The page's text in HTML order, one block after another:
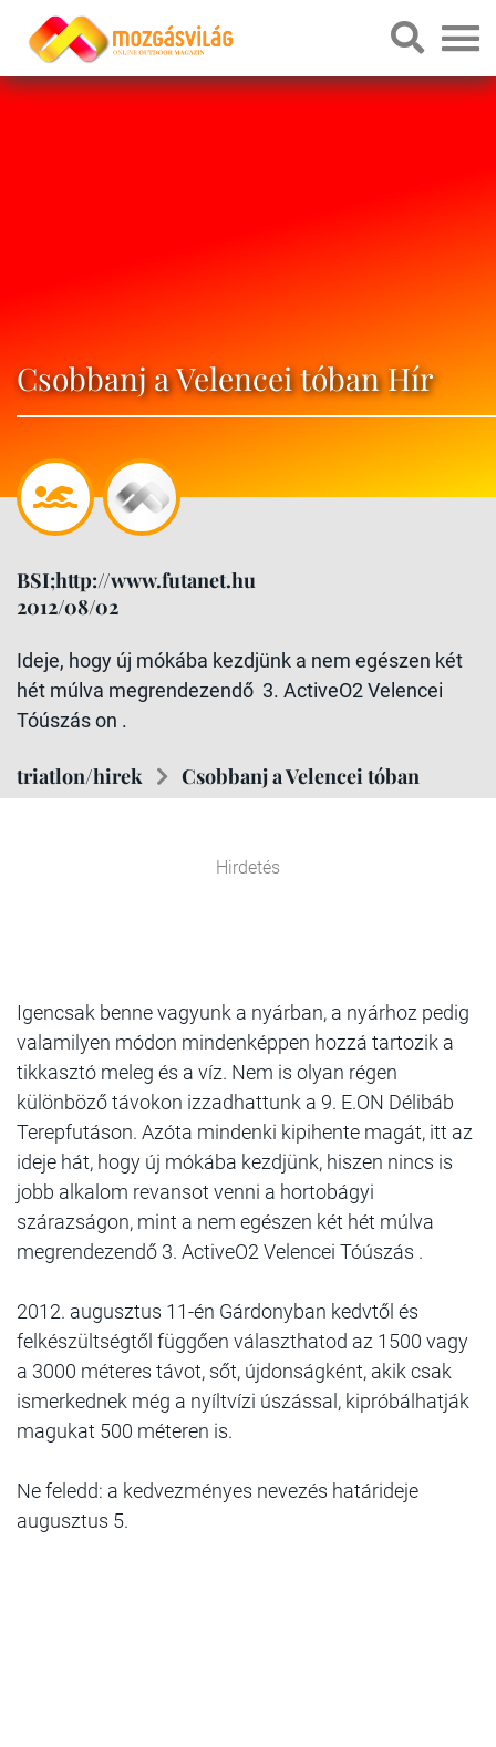
Csobbanj a Velencei tóban Hír
BSI;http://www.futanet.hu
2012/08/02
Ideje, hogy új mókába kezdjünk a nem egészen két
hét múlva megrendezendő 3. ActiveO2 Velencei
Tóúszás on .
triatlon/hirek Csobbanj a Velencei tóban
Hirdetés
Igencsak benne vagyunk a nyárban, a nyárhoz pedig
valamilyen módon mindenképpen hozzá tartozik a
tikkasztó meleg és a víz. Nem is olyan régen
különböző távokon izzadhattunk a 9. E.ON Délibáb
Terepfutáson. Azóta mindenki kipihente magát, itt az
ideje hát, hogy új mókába kezdjünk, hiszen nincs is
jobb alkalom revansot venni a hortobágyi
szárazságon, mint a nem egészen két hét múlva
megrendezendő 3. ActiveO2 Velencei Tóúszás .
2012. augusztus 11-én Gárdonyban kedvtől és
felkészültségtől függően választhatod az 1500 vagy
a 3000 méteres távot, sőt, újdonságként, akik csak
ismerkednek még a nyíltvízi úszással, kipróbálhatják
magukat 500 méteren is.
Ne feledd: a kedvezményes nevezés határideje
augusztus 5.